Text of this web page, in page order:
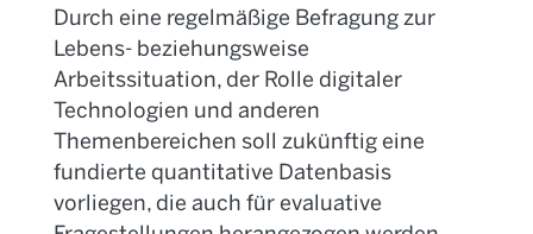
Durch eine regelmäßige Befragung zur
Lebens- beziehungsweise
Arbeitssituation, der Rolle digitaler
Technologien und anderen
Themenbereichen soll zukünftig eine
fundierte quantitative Datenbasis
vorliegen, die auch für evaluative